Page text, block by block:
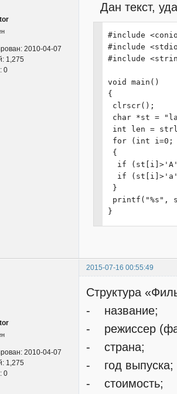
}
printf("Слово
}
2010-04-07
1,275
: 0
Дан текст,
#include
#include
#include
void main()
{
clrscr();
char *st =
int len =
for (int i=0;
{
if
if
}
printf("%s",
}
2015-07-16 00:55:49
2010-04-07
1,275
: 0
Структура
- название;
- режиссер
- страна;
- год выпуска;
- стоимость;